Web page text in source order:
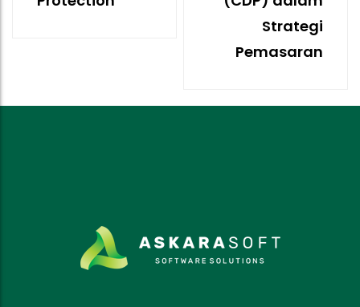
Strategi
Pemasaran